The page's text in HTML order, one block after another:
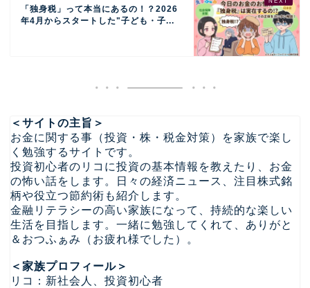
「独身税」って本当にあるの！？2026
年4月からスタートした"子ども・子...
＜サイトの主旨＞
お金に関する事（投資・株・税金対策）を家族で楽し
く勉強するサイトです。
投資初心者のリコに投資の基本情報を教えたり、お金
の怖い話をします。日々の経済ニュース、注目株式銘
柄や役立つ節約術も紹介します。
金融リテラシーの高い家族になって、持続的な楽しい
生活を目指します。一緒に勉強してくれて、ありがと
＆おつふぁみ（お疲れ様でした）。
＜家族プロフィール＞
リコ：新社会人、投資初心者